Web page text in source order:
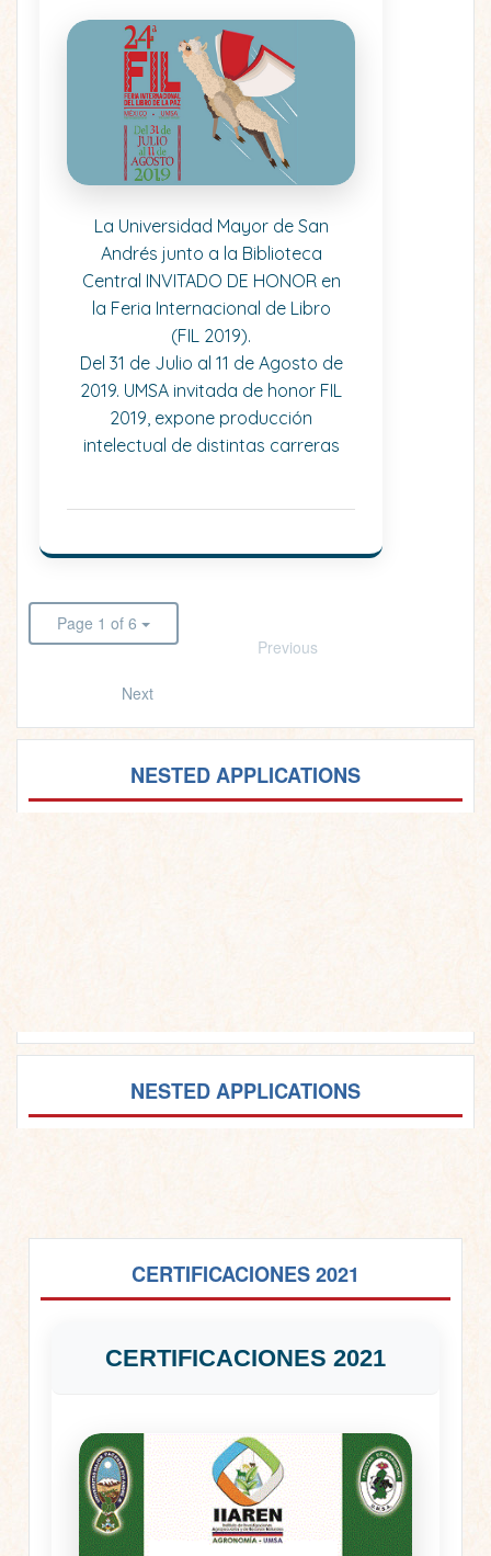
La Universidad Mayor de San
Andrés junto a la Biblioteca
Central INVITADO DE HONOR en
la Feria Internacional de Libro
(FIL 2019).
Del 31 de Julio al 11 de Agosto de
2019. UMSA invitada de honor FIL
2019, expone producción
intelectual de distintas carreras
Page 1 of 6
Previous
Next
NESTED APPLICATIONS
NESTED APPLICATIONS
CERTIFICACIONES 2021
CERTIFICACIONES 2021